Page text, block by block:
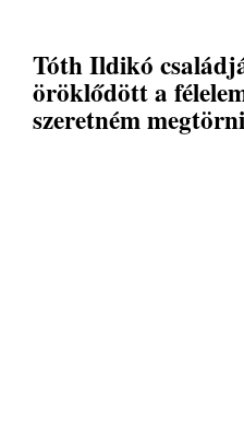
Tóth Ildikó
öröklődött a
szeretném